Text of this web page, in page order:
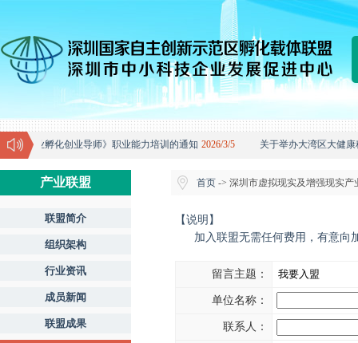
科技企业孵化创业导师》职业能力培训的通知 2026/3/5 关于举办大湾区大健
产业联盟
联盟简介
组织架构
行业资讯
成员新闻
联盟成果
首页 -> 深圳市虚拟现实及增强现实产
【说明】
加入联盟无需任何费用，有意向
留言主题：
单位名称：
联系人：